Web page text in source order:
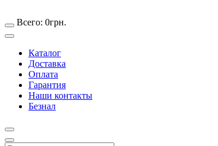
Всего: 0грн.
Каталог
Доставка
Оплата
Гарантия
Наши контакты
Безнал